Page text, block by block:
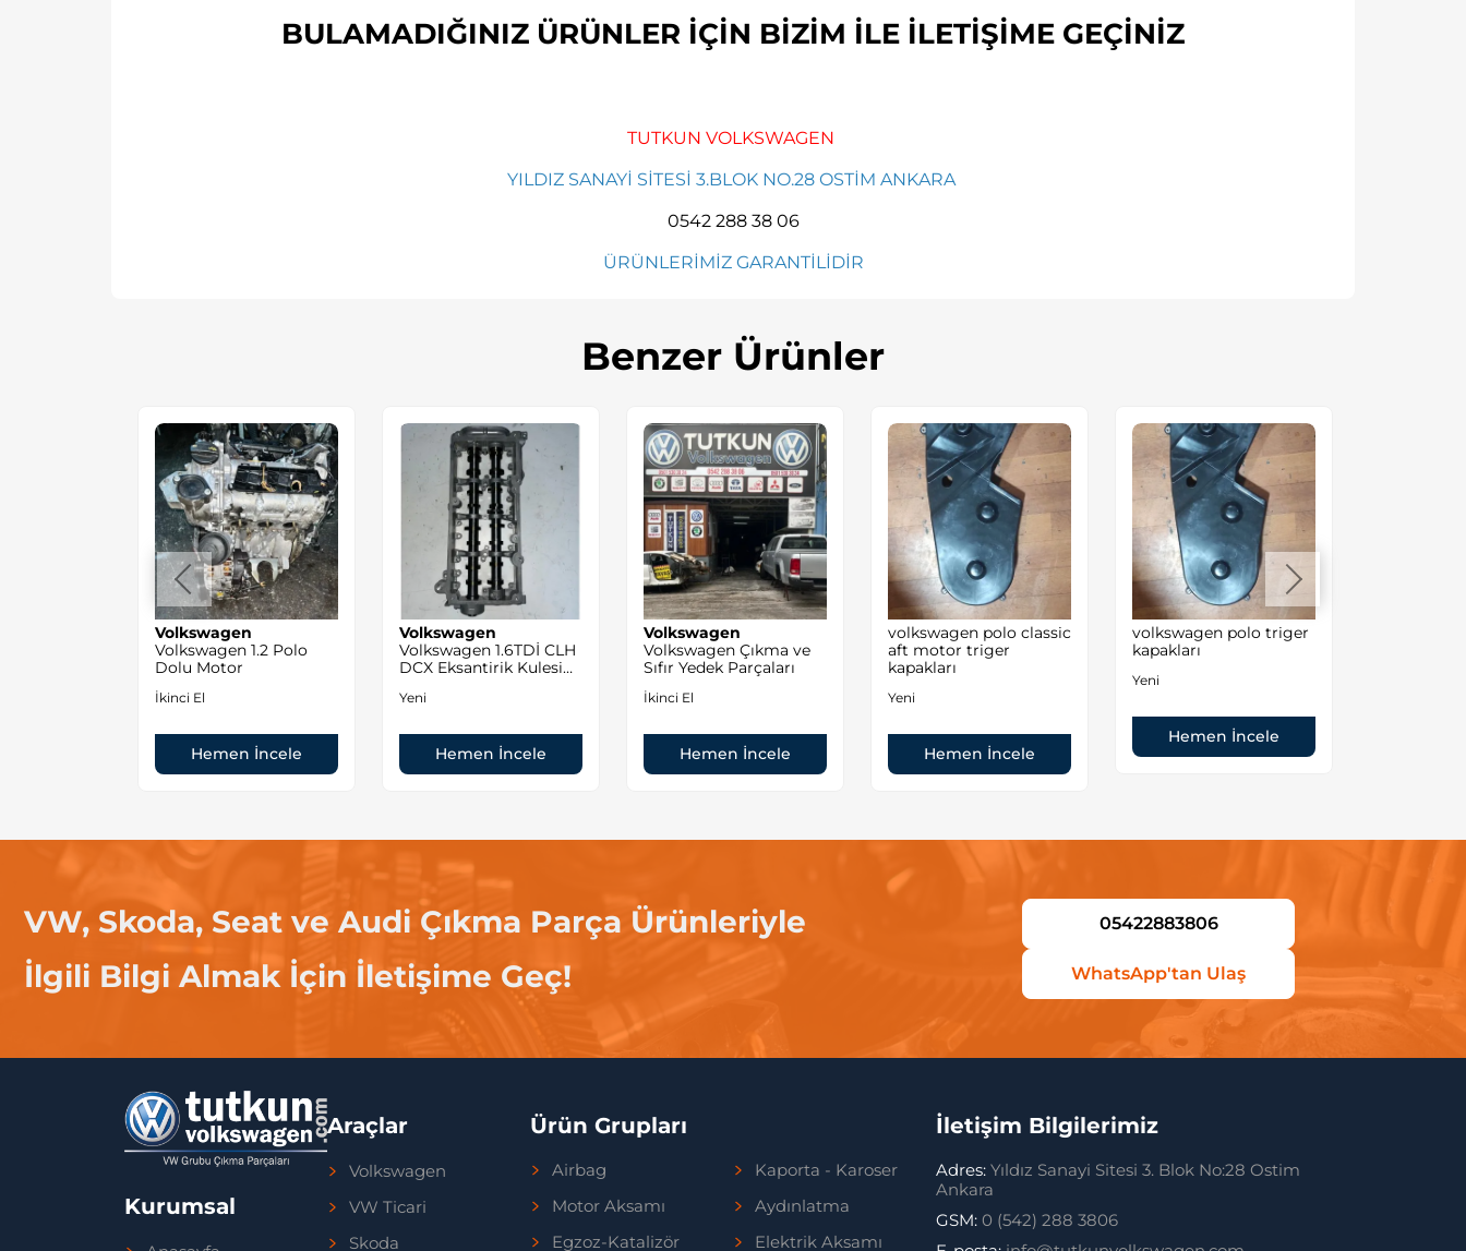
BULAMADIĞINIZ ÜRÜNLER İÇİN BİZİM İLE İLETİŞİME GEÇİNİZ​
TUTKUN VOLKSWAGEN
YILDIZ SANAYİ SİTESİ 3.BLOK NO.28 OSTİM ANKARA
0542 288 38 06
ÜRÜNLERİMİZ GARANTİLİDİR
Benzer Ürünler
Volkswagen
Volkswagen 1.2 Polo
Dolu Motor
İkinci El
Hemen İncele
Volkswagen
Volkswagen 1.6TDİ CLH
DCX Eksantirik Kulesi
Yeni
Hemen İncele
Volkswagen
Volkswagen Çıkma ve
Sıfır Yedek Parçaları
İkinci El
Hemen İncele
volkswagen polo classic
aft motor triger
kapakları
Yeni
Hemen İncele
volkswagen polo triger
kapakları
Yeni
Hemen İncele
VW, Skoda, Seat ve Audi Çıkma Parça Ürünleriyle
İlgili Bilgi Almak İçin İletişime Geç!
05422883806
WhatsApp'tan Ulaş
Kurumsal
Araçlar
Volkswagen
VW Ticari
Skoda
Ürün Grupları
Airbag
Kaporta - Karoser
Motor Aksamı
Aydınlatma
Egzoz-Katalizör
Elektrik Aksamı
İletişim Bilgilerimiz
Adres: Yıldız Sanayi Sitesi 3. Blok No:28 Ostim
Ankara
GSM: 0 (542) 288 3806